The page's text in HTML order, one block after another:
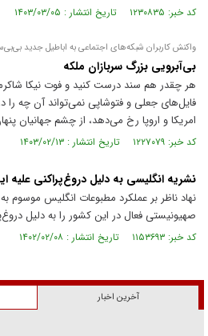
کد خبر: ۱۲۳۰۸۳۵ تاریخ انتشار : ۱۴۰۳/۰۳/۰۵
واکنش کاربران شبکه‌های اجتماعی به اباطیل جدید
بی‌آبرویی بزرگ سربازان ملکه
هر چقدر هم سند درست کنید و فوت نیکا
فایل‌های جعلی و فتوشاپی نمی‌تواند آن چه را
امریکا و اروپا رخ می‌دهد، از چشم جهانیان
کد خبر: ۱۲۲۷۰۷۹ تاریخ انتشار : ۱۴۰۳/۰۲/۱۳
نشریه انگلیسی به دلیل دروغ‌پراکنی علیه
صهیونیستی فعال در این کشور را به دلیل
کد خبر: ۱۱۵۳۶۹۳ تاریخ انتشار : ۱۴۰۲/۰۲/۰۸
آخرین اخبار